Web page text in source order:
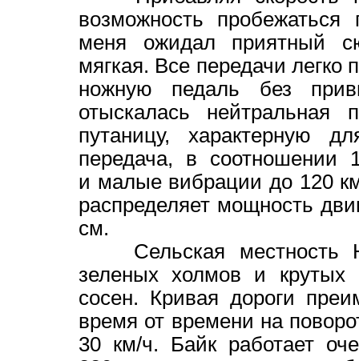
возможность
меня ожидал приятный
мягкая. Все передачи
ножную педаль без
отыскалась нейтральная
путаницу, характерную
передача, в соотношении
и малые вибрации до 120
распределяет мощность
см.
Сельская местность
зеленых холмов и крутых
сосен. Кривая дороги
время от времени на
30 км/ч. Байк работает